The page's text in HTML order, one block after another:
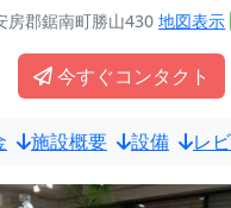
房郡鋸南町勝山430地図表示
今すぐコンタクト
施設概要 設備 レ